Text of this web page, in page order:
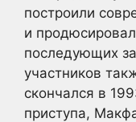
построили
и
последующих
участников
скончался в
приступа,